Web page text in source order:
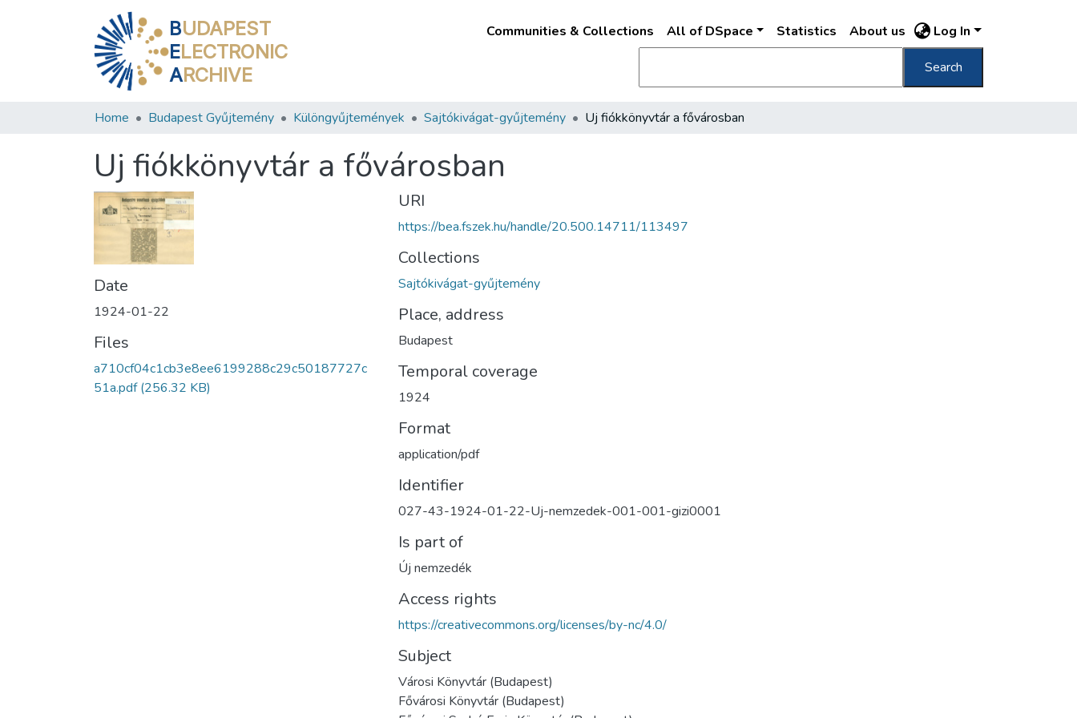
BUDAPEST
ELECTRONIC
ARCHIVE
Communities & Collections All of DSpace Statistics About us Log In
Search
Home Budapest Gyűjtemény Különgyűjtemények Sajtókivágat-gyűjtemény Uj fiókkönyvtár a fővárosban
Uj fiókkönyvtár a fővárosban
Date
1924-01-22
Files
a710cf04c1cb3e8ee6199288c29c50187727c
51a.pdf(256.32 KB)
URI
https://bea.fszek.hu/handle/20.500.14711/113497
Collections
Sajtókivágat-gyűjtemény
Place, address
Budapest
Temporal coverage
1924
Format
application/pdf
Identifier
027-43-1924-01-22-Uj-nemzedek-001-001-gizi0001
Is part of
Új nemzedék
Access rights
https://creativecommons.org/licenses/by-nc/4.0/
Subject
Városi Könyvtár (Budapest)
Fővárosi Könyvtár (Budapest)